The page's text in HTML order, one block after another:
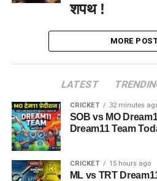
शपथ !
MORE
LATEST
CRICKET 32 minutes
SOB vs MO
Dream11 Team
CRICKET 15 hours ago
ML vs TRT